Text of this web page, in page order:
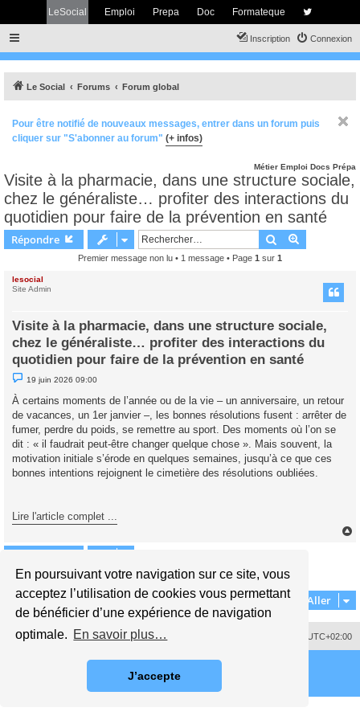
En poursuivant votre navigation sur ce site, vous
acceptez l’utilisation de cookies vous permettant
de bénéficier d’une expérience de navigation
optimale. En savoir plus…
J’accepte
LeSocial Emploi Prepa Doc Formateque
Connexion
Inscription
Le Social Forums Forum global
Pour être notifié de nouveaux messages, entrer dans un forum puis
cliquer sur "S'abonner au forum" (+ infos)
Métier Emploi Docs Prépa
Visite à la pharmacie, dans une structure sociale,
chez le généraliste… profiter des interactions du
quotidien pour faire de la prévention en santé
Répondre Rechercher
Premier message non lu • 1 message • Page 1 sur 1
lesocial
Site Admin
Visite à la pharmacie, dans une structure sociale,
chez le généraliste… profiter des interactions du
quotidien pour faire de la prévention en santé
M
e
s
a
e
n
n
l
19 juin 2026 09:00
À certains moments de l’année ou de la vie – un anniversaire, un retour
de vacances, un 1er janvier –, les bonnes résolutions fusent : arrêter de
fumer, perdre du poids, se remettre au sport. Des moments où l’on se
dit : « il faudrait peut-être changer quelque chose ». Mais souvent, la
motivation initiale s’érode en quelques semaines, jusqu’à ce que ces
bonnes intentions rejoignent le cimetière des résolutions oubliées.
Lire l'article complet ...
1 message • Page1 sur1
Aller
UTC+02:00
Supprimer les cookies